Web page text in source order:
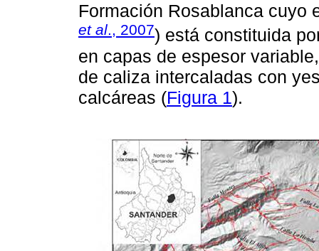
Formación Rosablanca cuyo
et al., 2007) está constituida
en capas de espesor
de caliza intercaladas con
calcáreas (Figura 1).